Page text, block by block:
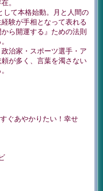
。
て本格始動。月と人間の
験が手相となって表れる
ら開運する』ための法則
治家・スポーツ選手・ア
が多く、言葉を濁さない
ぐあやかりたい！幸せ